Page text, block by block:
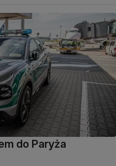
do Paryża